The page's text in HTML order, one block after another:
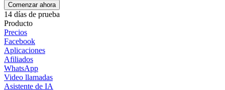
Comenzar ahora
14 días de prueba
Producto
Precios
Facebook
Aplicaciones
Afiliados
WhatsApp
Video llamadas
Asistente de IA